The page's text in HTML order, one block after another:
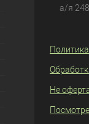
а/я
Не